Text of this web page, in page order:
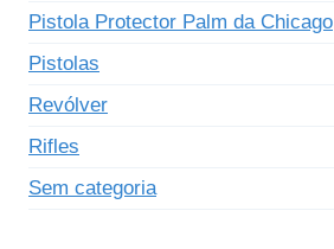
Pistola Protector Palm da Chicago
Pistolas
Revólver
Rifles
Sem categoria